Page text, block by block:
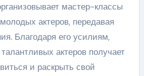
мастер-классы
актеров, передавая
Благодаря его усилиям,
актеров получает
и раскрыть свой